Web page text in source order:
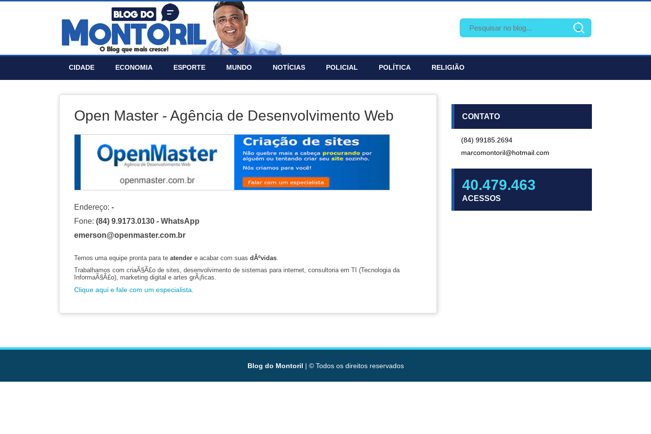
CIDADE ECONOMIA ESPORTE MUNDO NOTÍ­CIAS POLICIAL POLÍTICA RELIGIÃO
Open Master - Agência de Desenvolvimento Web
Endereço: -
Fone: (84) 9.9173.0130 - WhatsApp
emerson@openmaster.com.br
Temos uma equipe pronta para te atender e acabar com suas dÃºvidas.
Trabalhamos com criaÃ§Ã£o de sites, desenvolvimento de sistemas para internet, consultoria em TI (Tecnologia da
InformaÃ§Ã£o), marketing digital e artes grÃ¡ficas.
Clique aqui e fale com um especialista.
CONTATO
(84) 99185.2694
marcomontoril@hotmail.com
40.479.463
ACESSOS
Blog do Montoril | © Todos os direitos reservados